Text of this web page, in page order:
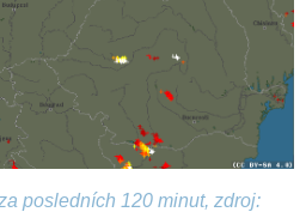
posledních 120 minut, zdroj: